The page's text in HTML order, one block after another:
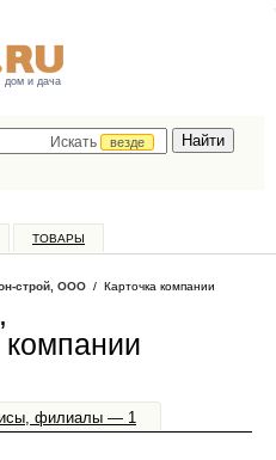
дом и дача
Искать
везде
ТОВАРЫ
строй, ООО / Карточка компании
филиалы — 1